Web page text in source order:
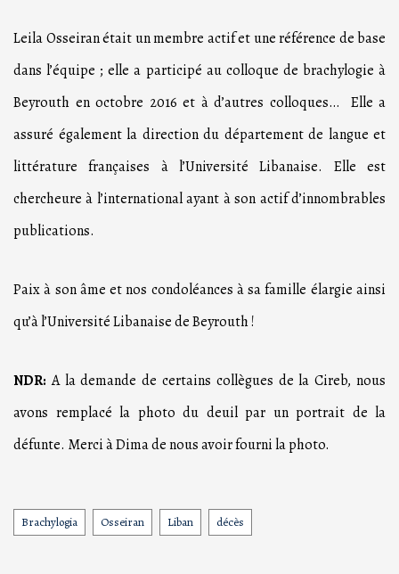
Leila Osseiran était un membre actif et une référence de base
dans l’équipe ; elle a participé au colloque de brachylogie à
Beyrouth en octobre 2016 et à d’autres colloques… Elle a
assuré également la direction du département de langue et
littérature françaises à l’Université Libanaise. Elle est
chercheure à l’international ayant à son actif d’innombrables
publications.
Paix à son âme et nos condoléances à sa famille élargie ainsi
qu’à l’Université Libanaise de Beyrouth !
NDR: A la demande de certains collègues de la Cireb, nous
avons remplacé la photo du deuil par un portrait de la
défunte. Merci à Dima de nous avoir fourni la photo.
Tags
Brachylogia Osseiran Liban décès